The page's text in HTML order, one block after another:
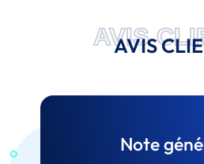
AVIS
AVIS
Note